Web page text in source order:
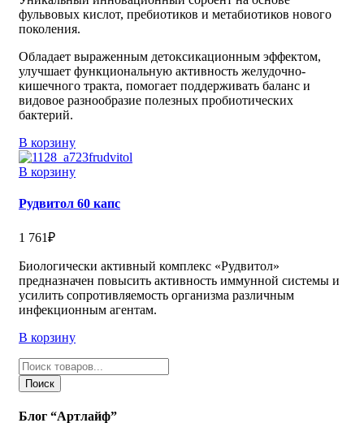
фульвовых кислот, пребиотиков и метабиотиков нового
поколения.
Обладает выраженным детоксикационным эффектом,
улучшает функциональную активность желудочно-
кишечного тракта, помогает поддерживать баланс и
видовое разнообразие полезных пробиотических
бактерий.
В корзину
В корзину
Рудвитол 60 капс
1 761₽
Биологически активный комплекс «Рудвитол»
предназначен повысить активность иммунной системы и
усилить сопротивляемость организма различным
инфекционным агентам.
В корзину
товаров
Поиск
Блог “Артлайф”